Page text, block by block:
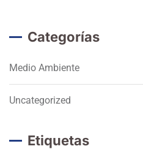
Categorías
Medio Ambiente
Uncategorized
Etiquetas